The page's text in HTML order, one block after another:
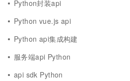
Python封装api
Python vue.js api
Python api集成构建
服务端api Python
api sdk Python